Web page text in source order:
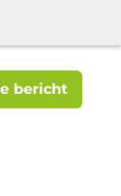
bericht